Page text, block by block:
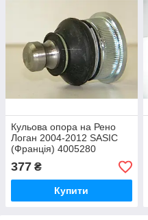
Кульова опора на Рено
Логан 2004-2012 SASIC
(Франція) 4005280
377 ₴
Купити